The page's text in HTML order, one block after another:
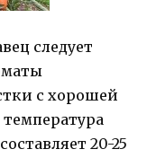
следует
с хорошей
20-25